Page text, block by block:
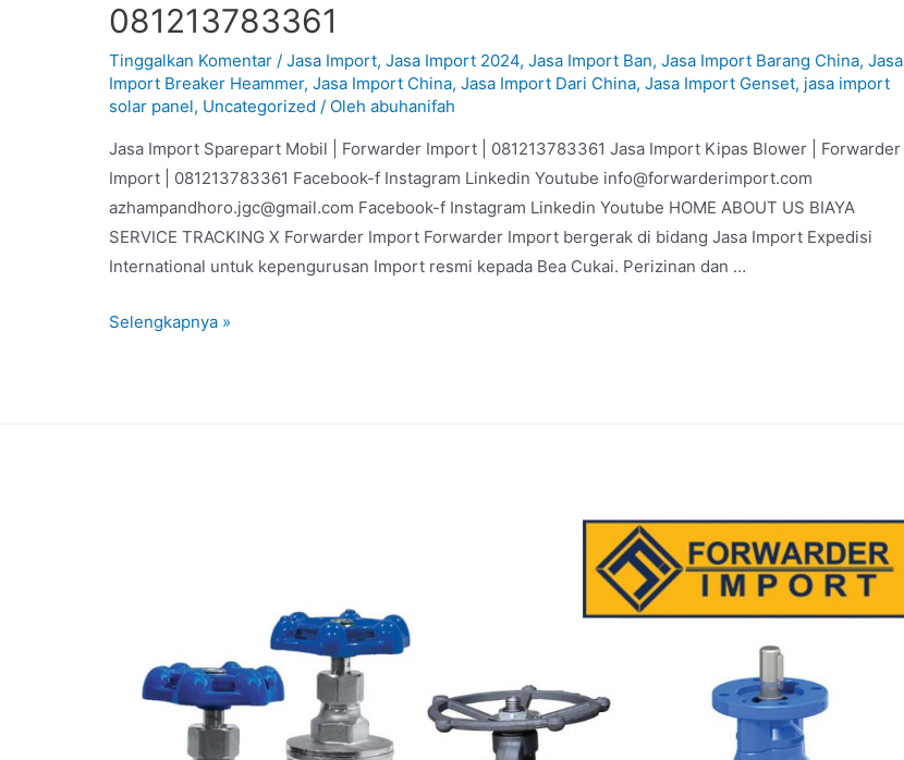
081213783361
Tinggalkan Komentar /Jasa Import,Jasa Import 2024,Jasa Import Ban,Jasa Import Barang China,Jasa
Import Breaker Heammer,Jasa Import China,Jasa Import Dari China,Jasa Import Genset, jasa import
solar panel, Uncategorized / Olehabuhanifah
Jasa Import Sparepart Mobil | Forwarder Import | 081213783361 Jasa Import Kipas Blower | Forwarder
Import | 081213783361 Facebook-f Instagram Linkedin Youtube info@forwarderimport.com
azhampandhoro.jgc@gmail.com Facebook-f Instagram Linkedin Youtube HOME ABOUT US BIAYA
SERVICE TRACKING X Forwarder Import Forwarder Import bergerak di bidang Jasa Import Expedisi
International untuk kepengurusan Import resmi kepada Bea Cukai. Perizinan dan …
Selengkapnya »